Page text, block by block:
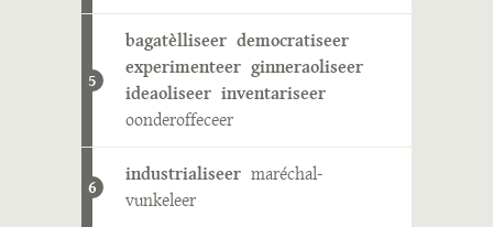
5
bagatèlliseer democratiseer
experimenteer ginneraoliseer
ideaoliseer inventariseer
oonderoffeceer
6
industrialiseer maréchal-
vunkeleer